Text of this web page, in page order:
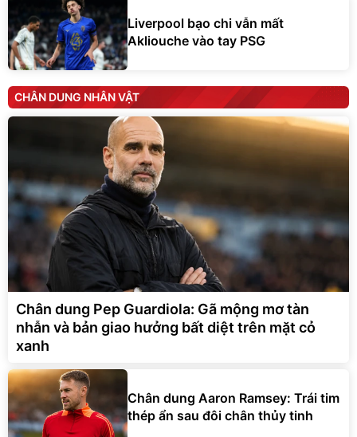
Liverpool bạo chi vẫn mất
Akliouche vào tay PSG
CHÂN DUNG NHÂN VẬT
Chân dung Pep Guardiola: Gã mộng mơ tàn
nhẫn và bản giao hưởng bất diệt trên mặt cỏ
xanh
Chân dung Aaron Ramsey: Trái tim
thép ẩn sau đôi chân thủy tinh